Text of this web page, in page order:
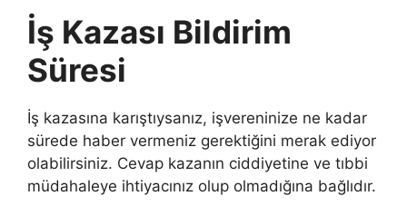
İş Kazası Bildirim
Süresi
İş kazasına karıştıysanız, işvereninize ne kadar
sürede haber vermeniz gerektiğini merak ediyor
olabilirsiniz. Cevap kazanın ciddiyetine ve tıbbi
müdahaleye ihtiyacınız olup olmadığına bağlıdır.